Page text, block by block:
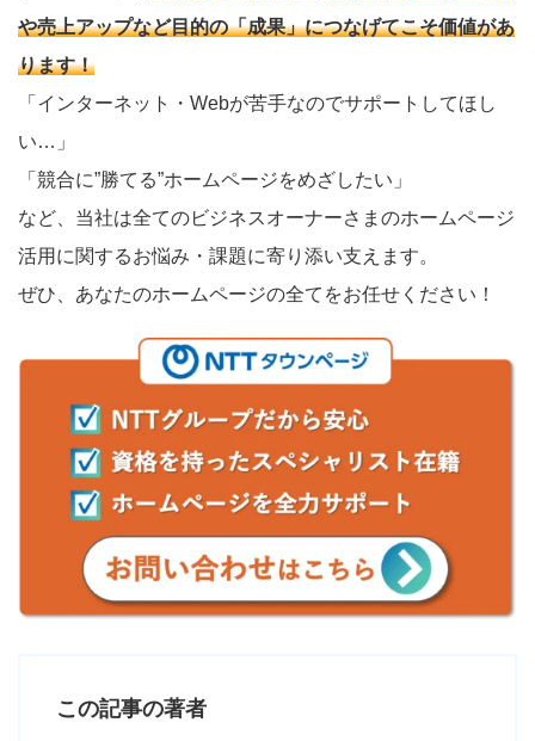
や売上アップなど目的の「成果」につなげてこそ価値があ
ります！
「インターネット・Webが苦手なのでサポートしてほし
い…」
「競合に”勝てる”ホームページをめざしたい」
など、当社は全てのビジネスオーナーさまのホームページ
活用に関するお悩み・課題に寄り添い支えます。
ぜひ、あなたのホームページの全てをお任せください！
この記事の著者